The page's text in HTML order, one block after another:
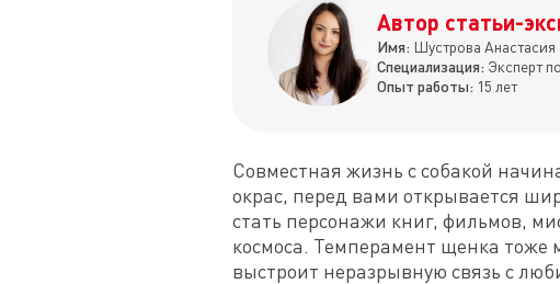
Автор статьи-
Имя: Шустрова Анастасия
Специализация: Эксперт
Опыт работы: 15 лет
Совместная жизнь с собакой
окрас, перед вами открывается
стать персонажи книг, фильмов,
космоса. Темперамент щенка тоже
выстроит неразрывную связь с